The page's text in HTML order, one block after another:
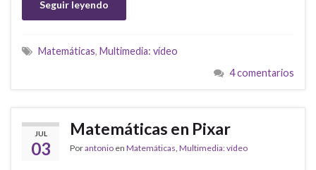
Seguir leyendo
Matemáticas, Multimedia: vídeo
4 comentarios
JUL
03
Matemáticas en Pixar
Porantonio en Matemáticas Multimedia: vídeo